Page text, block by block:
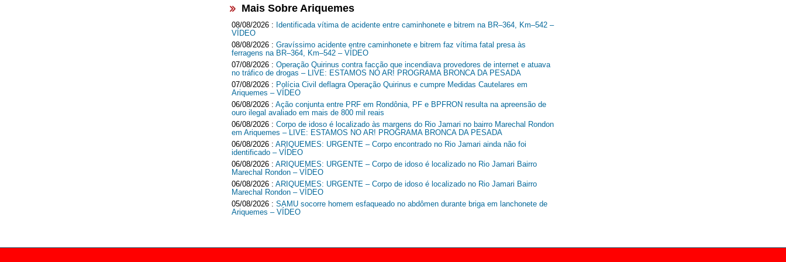
Mais Sobre Ariquemes
08/08/2026 : Identificada vítima de acidente entre caminhonete e bitrem na BR–364, Km–542 –
VÍDEO
08/08/2026 : Gravíssimo acidente entre caminhonete e bitrem faz vítima fatal presa às
ferragens na BR–364, Km–542 – VÍDEO
07/08/2026 : Operação Quirinus contra facção que incendiava provedores de internet e atuava
no tráfico de drogas – LIVE: ESTAMOS NO AR! PROGRAMA BRONCA DA PESADA
07/08/2026 : Polícia Civil deflagra Operação Quirinus e cumpre Medidas Cautelares em
Ariquemes – VÍDEO
06/08/2026 : Ação conjunta entre PRF em Rondônia, PF e BPFRON resulta na apreensão de
ouro ilegal avaliado em mais de 800 mil reais
06/08/2026 : Corpo de idoso é localizado às margens do Rio Jamari no bairro Marechal Rondon
em Ariquemes – LIVE: ESTAMOS NO AR! PROGRAMA BRONCA DA PESADA
06/08/2026 : ARIQUEMES: URGENTE – Corpo encontrado no Rio Jamari ainda não foi
identificado – VÍDEO
06/08/2026 : ARIQUEMES: URGENTE – Corpo de idoso é localizado no Rio Jamari Bairro
Marechal Rondon – VÍDEO
06/08/2026 : ARIQUEMES: URGENTE – Corpo de idoso é localizado no Rio Jamari Bairro
Marechal Rondon – VÍDEO
05/08/2026 : SAMU socorre homem esfaqueado no abdômen durante briga em lanchonete de
Ariquemes – VÍDEO